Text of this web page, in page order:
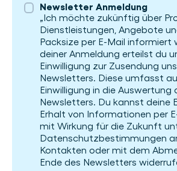
Newsletter Anmeldung
„Ich möchte zukünftig über
Dienstleistungen, Angebote
Packsize per E-Mail informiert
deiner Anmeldung erteilst du
Einwilligung zur Zusendung
Newsletters. Diese umfasst
Einwilligung in die Auswertung
Newsletters. Du kannst deine
Erhalt von Informationen per
mit Wirkung für die Zukunft
Datenschutzbestimmungen
Kontakten oder mit dem
Ende des Newsletters